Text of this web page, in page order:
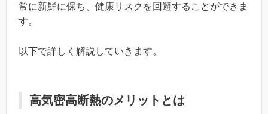
常に新鮮に保ち、健康リスクを回避することができま
す。
以下で詳しく解説していきます。
高気密高断熱のメリットとは